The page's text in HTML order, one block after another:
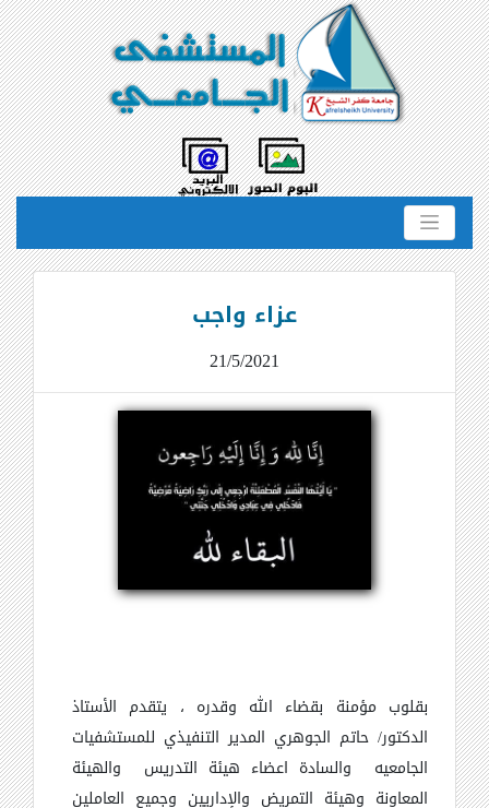
عزاء واجب
21/5/2021
بقلوب مؤمنة بقضاء الله وقدره ، يتقدم الأستاذ
الدكتور/ حاتم الجوهري المدير التنفيذي للمستشفيات
الجامعيه والسادة اعضاء هيئة التدريس والهيئة
المعاونة وهيئة التمريض والإداريين وجميع العاملين